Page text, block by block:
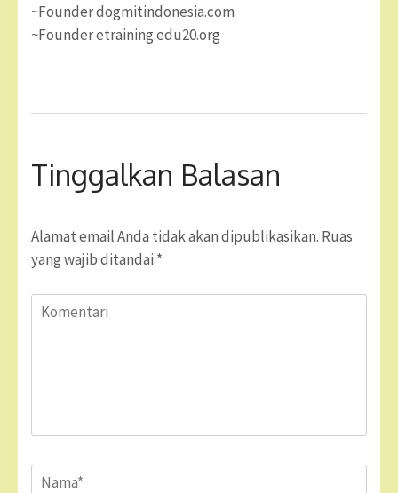
~Founder dogmitindonesia.com
~Founder etraining.edu20.org
Tinggalkan Balasan
Alamat email Anda tidak akan dipublikasikan. Ruas
yang wajib ditandai *
Komentari
Name*